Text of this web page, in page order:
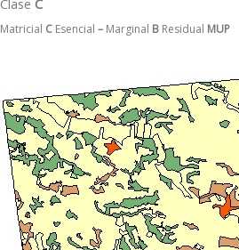
Clase C
Matricial C Esencial – Marginal B Residual MUP